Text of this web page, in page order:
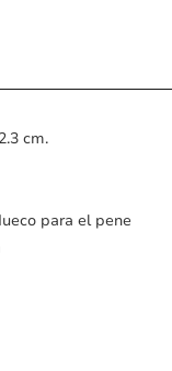
cm.
para el pene